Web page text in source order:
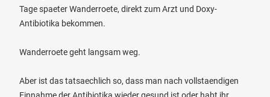
Tage spaeter Wanderroete, direkt zum Arzt und Doxy-
Antibiotika bekommen.
Wanderroete geht langsam weg.
Aber ist das tatsaechlich so, dass man nach vollstaendigen